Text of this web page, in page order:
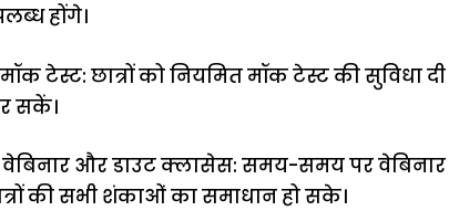
होंगे।
टेस्ट: छात्रों को नियमित मॉक टेस्ट की
सकें।
वेबिनार और डाउट क्लासेस: समय-समय पर
की सभी शंकाओं का समाधान हो सके।